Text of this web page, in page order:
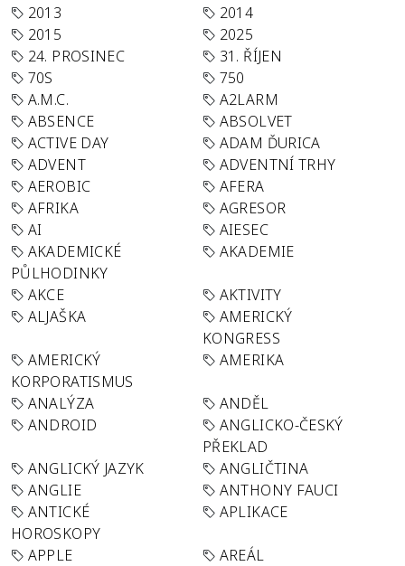
2013
2014
2015
2025
24. PROSINEC
31. ŘÍJEN
70S
750
A.M.C.
A2LARM
ABSENCE
ABSOLVET
ACTIVE DAY
ADAM ĎURICA
ADVENT
ADVENTNÍ TRHY
AEROBIC
AFERA
AFRIKA
AGRESOR
AI
AIESEC
AKADEMICKÉ
PŮLHODINKY
AKADEMIE
AKCE
AKTIVITY
ALJAŠKA
AMERICKÝ
KONGRESS
AMERICKÝ
KORPORATISMUS
AMERIKA
ANALÝZA
ANDĚL
ANDROID
ANGLICKO-ČESKÝ
PŘEKLAD
ANGLICKÝ JAZYK
ANGLIČTINA
ANGLIE
ANTHONY FAUCI
ANTICKÉ
HOROSKOPY
APLIKACE
APPLE
AREÁL